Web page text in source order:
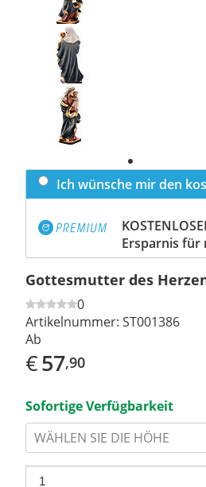
Previous
slide
Next
slide
Ich wünsche mir den
Ersparnis für
Gottesmutter des
0
Artikelnummer: ST001386
Ab
€57,90
Sofortige Verfügbarkeit
WÄHLEN SIE DIE HÖHE